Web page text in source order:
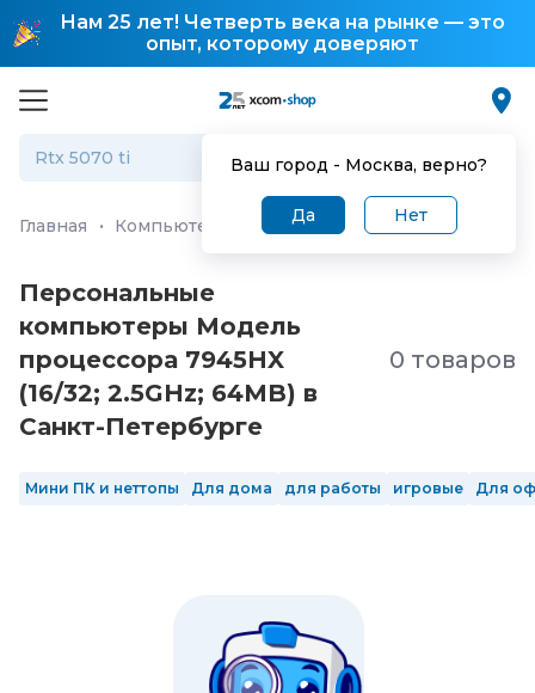
Нам 25 лет! Четверть века на рынке — это
опыт, которому доверяют
Ваш город - Москва, верно?
Да Нет
Главная · Компьютеры и ноутбуки Персональные
Персональные
компьютеры Модель
процессора 7945HX
(16/32; 2.5GHz; 64MB) в
Санкт-Петербургe
0 товаров
Мини ПК и неттопы Для дома для работы игровые Для